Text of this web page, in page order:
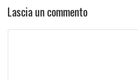
Lascia un commento